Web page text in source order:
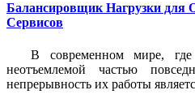
Балансировщик Нагрузки для
Сервисов
В современном мире,
неотъемлемой частью
непрерывность их работы